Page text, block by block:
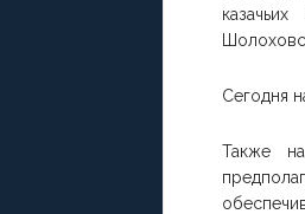
Сегодня
Также